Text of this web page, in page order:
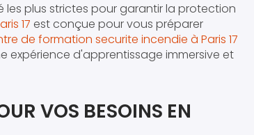
plus strictes pour garantir la protection
17 est conçue pour vous préparer
de formation securite incendie à Paris 17
expérience d'apprentissage immersive et
VOS BESOINS EN